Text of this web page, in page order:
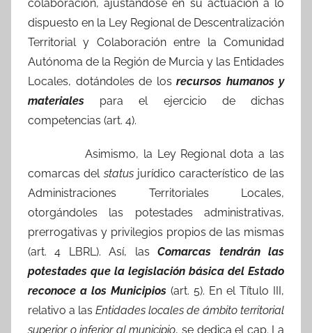
colaboración, ajustándose en su actuación a lo
dispuesto en la Ley Regional de Descentralización
Territorial y Colaboración entre la Comunidad
Autónoma de la Región de Murcia y las Entidades
Locales, dotándoles de los recursos humanos y
materiales para el ejercicio de dichas
competencias (art. 4).
Asimismo, la Ley Regional dota a las
comarcas delstatus jurídico característico de las
Administraciones Territoriales Locales,
otorgándoles las potestades administrativas,
prerrogativas y privilegios propios de las mismas
(art. 4 LBRL). Así, lasComarcas tendrán las
potestades que la legislación básica del Estado
reconoce a los Municipios (art. 5). En el Título III,
relativo a las Entidades locales de ámbito territorial
superior o inferior al municipio, se dedica el cap. I a